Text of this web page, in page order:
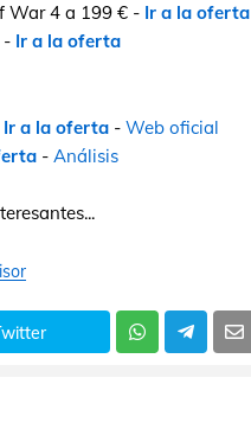
War 4 a 199 € - Ir a la oferta
- Ir a la oferta
Ir a la oferta - Web oficial
- Análisis